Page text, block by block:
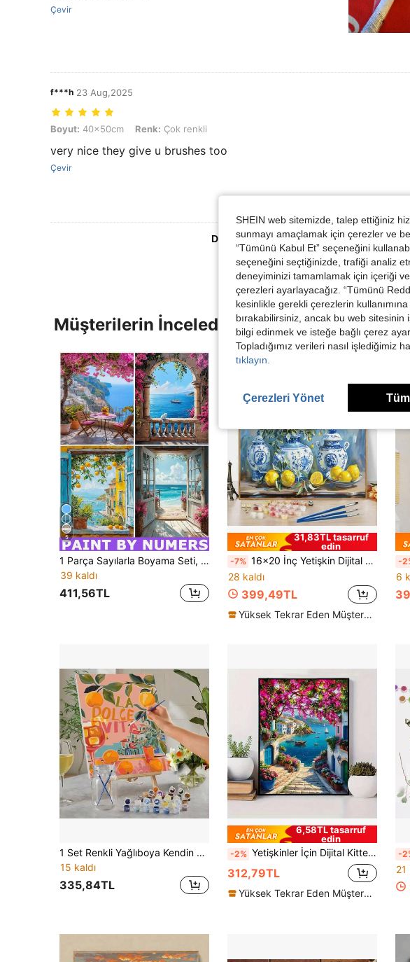
Çevir
f***h 23 Aug,2025
Boyut: 40x50cm, Renk: Çok renkli
Boyut: 40x50cm Renk: Çok renkli
very nice they give u brushes too
Çevir
Daha Fazla Değerlendirme Görüntüle
Müşterilerin İncelediği Diğer Ürünler
5
1 Parça Sayılarla Boyama Seti, Yetişkinler İçin Başlangıç Seviyesi, Kendin Yap Özel Portre Evcil Hayvan Köpek Hayvan Aile Fotoğrafı Tuval Tablosu, Kolay Modern Manzara Çiçek Sanatı, Yağlı ve Akrilik Boya Sayılarla Boyama (Çerçevesiz) (40*50cm/16*20 İnç), Elmas Boyama Setleri Tam Yuvarlak Kare Matkap, Sevgililer Günü Yıldönümü İçin Romantik Hediye (Onun veya Onun İçin)
39 kaldı
411,56TL
31,83TL tasarruf
edin
-7% 16x20 İnç Yetişkin Dijital Yağlı Boya Seti - Tuval, Akrilik Boya Seti ve Fırçalar, Ev Dekorasyonu ve Doğum Günü, Babalar Günü, Noel, Anneler Günü İçin Mükemmel Hediye
28 kaldı
399,49TL
Yüksek Tekrar Eden Müşteriler
-
6
1 Set Renkli Yağlıboya Kendin Yap Dijital Yağlıboya Portakallar+Manzara, Yetişkinler İçin Sayıya Göre Boyama, Baskıyı Hafifletmek İçin Masaüstüne Asılmaya Uygun Hediye Olarak
15 kaldı
335,84TL
6,58TL tasarruf
edin
-2% Yetişkinler İçin Dijital Kitten Kendin Yap Akrilik Boyalar - Çerçevesiz 16x20 "Tuval, Deniz Manzarası Çiçek ve Kasaba Tasarımı, Kırışmayan Rulo Tuval, Boya ve Boya Fırçasıyla Birlikte, Yeni Başlayanlar İçin Mükemmel, Ev Dekorasyonu ve Benzersiz Hediyeler İçin Mükemmel
312,79TL
Yüksek Tekrar Eden Müşteriler
-
21
SHEIN web sitemizde, talep ettiğiniz
sunmayı amaçlamak için çerezler ve
“Tümünü Kabul Et” seçeneğini
seçeneğini seçtiğinizde, trafiği analiz
deneyiminizi tamamlamak için içeriği
çerezleri ayarlayacağız. “Tümünü
kesinlikle gerekli çerezlerin kullanımına
bırakabilirsiniz, ancak bu web sitesinin
bilgi edinmek ve isteğe bağlı çerez
Topladığımız verileri nasıl işlediğimiz
tıklayın.
Çerezleri Yönet